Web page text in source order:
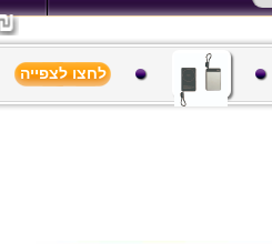
לחצו לצפייה